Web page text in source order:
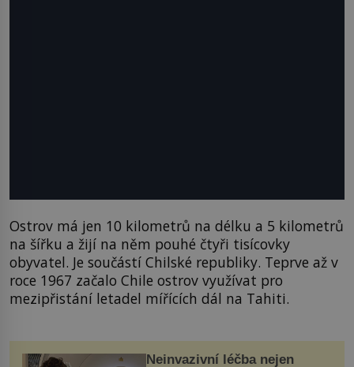
Ostrov má jen 10 kilometrů na délku a 5 kilometrů
na šířku a žijí na něm pouhé čtyři tisícovky
obyvatel. Je součástí Chilské republiky. Teprve až v
roce 1967 začalo Chile ostrov využívat pro
mezipřistání letadel mířících dál na Tahiti.
Neinvazivní léčba nejen